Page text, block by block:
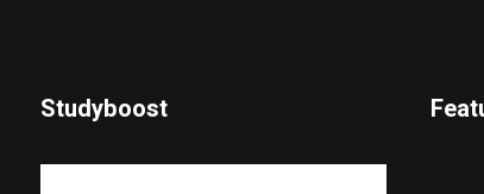
Studyboost